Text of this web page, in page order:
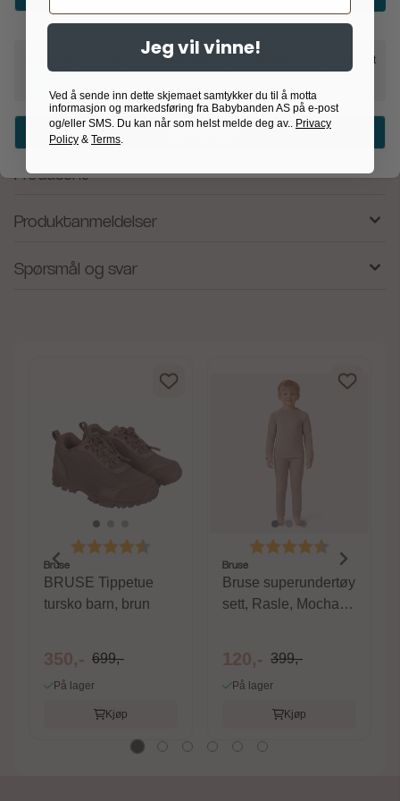
idé å sette et tog med navn på toppen av utstillingen!
Størrelse bokstav ca.: H: 6,2 x L: 7 x B: 4 cm Materiale:
Kryssfinér/Massivt tre og metall Antall deler: 1 Leveres
uinnpakket Vekt inkludert pakking ca.: 0,03 kg Anbefales
for barn fra 12 måneder Overholder europeisk standard
EN71/CE
Produsent
Produktanmeldelser
Spørsmål og svar
Karakter:
Bruse
BRUSE Tippetue
tursko barn, brun
350,- 699,-
På lager
Kjøp
Karakter:
Bruse
Bruse superundertøy
sett, Rasle, Mocha
120,- 399,-
På lager
Kjøp
Markedsføring Egendefinert
Bekreft valg
Jeg vil vinne!
Ved å sende inn dette skjemaet samtykker du til å motta
informasjon og markedsføring fra Babybanden AS på e-post
og/eller SMS. Du kan når som helst melde deg av.. Privacy
Policy & Terms.